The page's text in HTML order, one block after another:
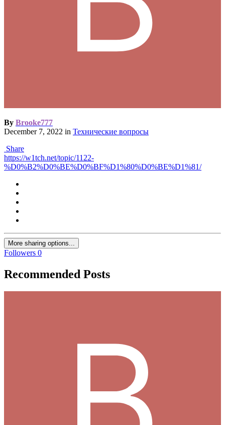
By Brooke777
December 7, 2022 in Технические вопросы
Share
https://w1tch.net/topic/1122-
%D0%B2%D0%BE%D0%BF%D1%80%D0%BE%D1%81/
More sharing options...
Followers 0
Recommended Posts